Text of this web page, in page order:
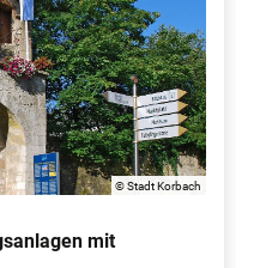
© Stadt Korbach
mit